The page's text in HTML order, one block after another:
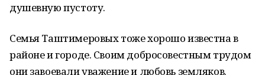
душевную пустоту.
Семья Таштимеровых тоже хорошо известна в
районе и городе. Своим добросовестным трудом
они завоевали уважение и любовь земляков.